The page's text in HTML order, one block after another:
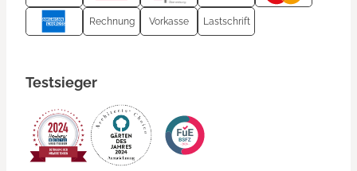
Rechnung Vorkasse Lastschrift
Testsieger